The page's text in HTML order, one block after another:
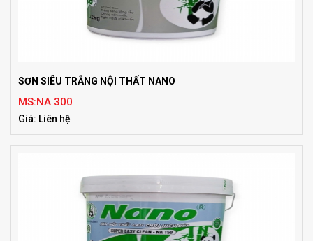
SƠN SIÊU TRẮNG NỘI THẤT NANO
MS:NA 300
Giá: Liên hệ